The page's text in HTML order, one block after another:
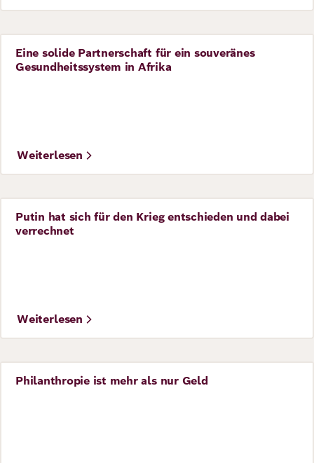
Perspective
Eine solide Partnerschaft für ein souveränes
Gesundheitssystem in Afrika
Weiterlesen
Perspective
Putin hat sich für den Krieg entschieden und dabei
verrechnet
Weiterlesen
Perspective
Philanthropie ist mehr als nur Geld